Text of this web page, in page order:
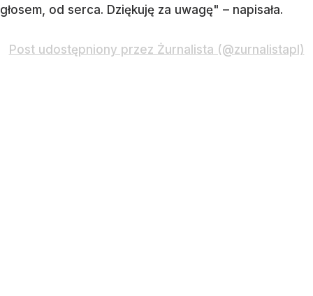
głosem, od serca. Dziękuję za uwagę" – napisała.
Post udostępniony przez Żurnalista (@zurnalistapl)